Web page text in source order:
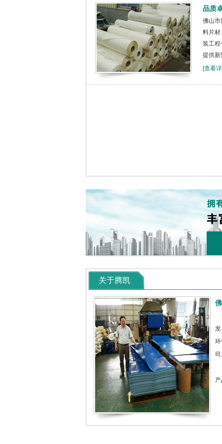
品质
佛山市
料片材
装工程
提供新
[查看
关于腾凯
司